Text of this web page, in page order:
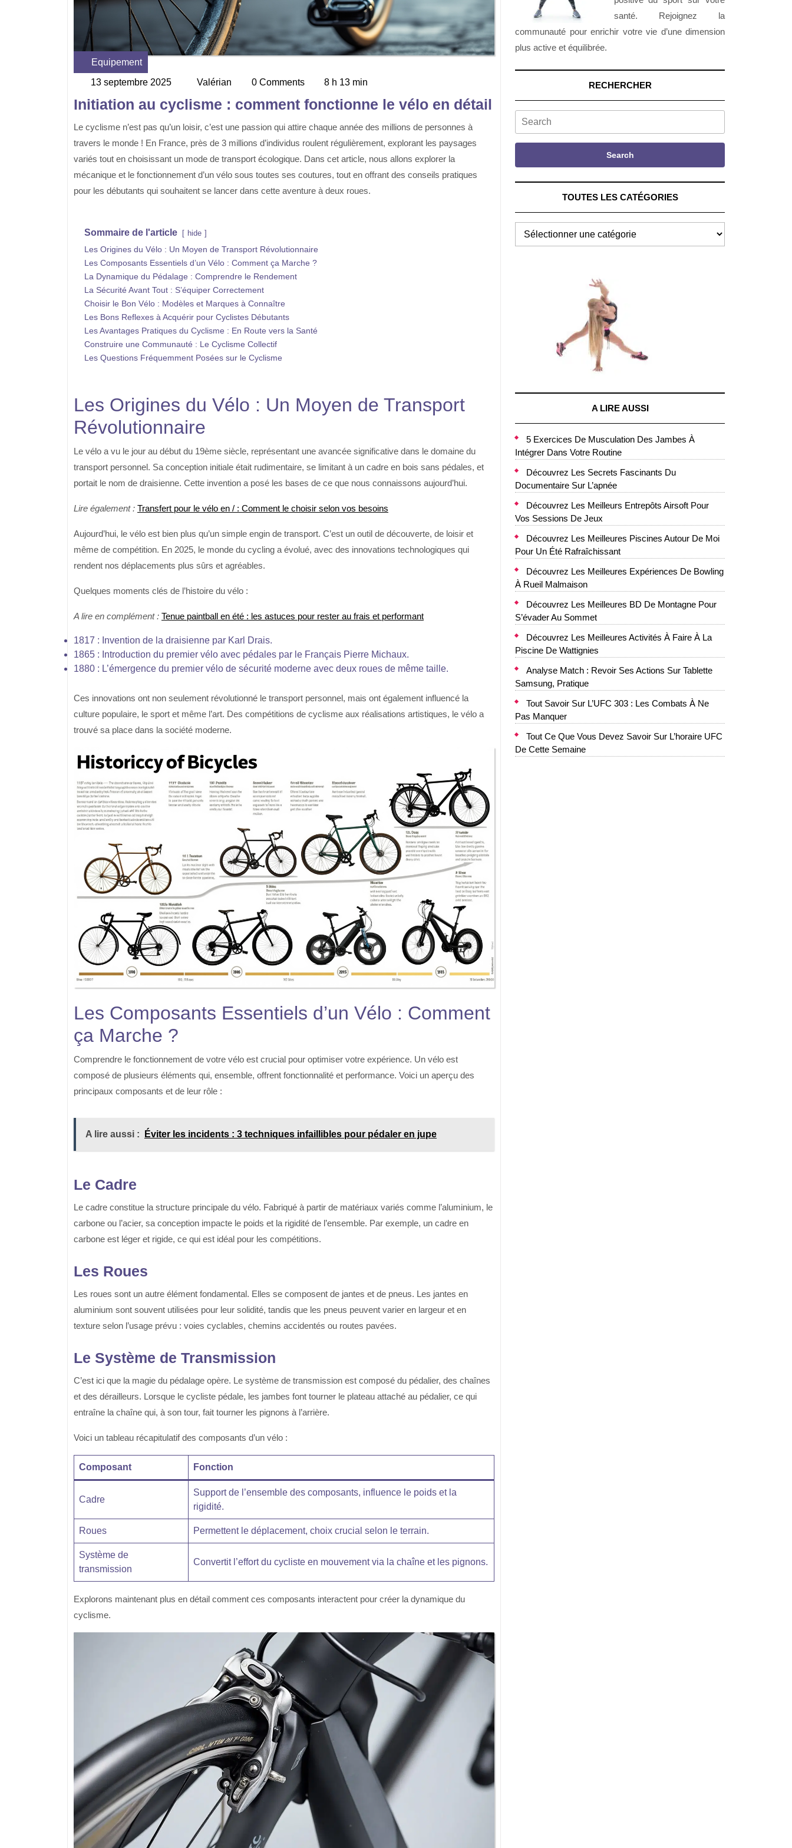
Equipement
Category
13 septembre 2025
septembre
2025
Valérian Valérian
0 Comments 8 h 13 min
Initiation au cyclisme : comment fonctionne le vélo en détail
Le cyclisme n’est pas qu’un loisir, c’est une passion qui attire chaque année des millions de personnes à
travers le monde ! En France, près de 3 millions d’individus roulent régulièrement, explorant les paysages
variés tout en choisissant un mode de transport écologique. Dans cet article, nous allons explorer la
mécanique et le fonctionnement d’un vélo sous toutes ses coutures, tout en offrant des conseils pratiques
pour les débutants qui souhaitent se lancer dans cette aventure à deux roues.
Sommaire de l'article hide
Les Origines du Vélo : Un Moyen de Transport Révolutionnaire
Les Composants Essentiels d’un Vélo : Comment ça Marche ?
La Dynamique du Pédalage : Comprendre le Rendement
La Sécurité Avant Tout : S’équiper Correctement
Choisir le Bon Vélo : Modèles et Marques à Connaître
Les Bons Reflexes à Acquérir pour Cyclistes Débutants
Les Avantages Pratiques du Cyclisme : En Route vers la Santé
Construire une Communauté : Le Cyclisme Collectif
Les Questions Fréquemment Posées sur le Cyclisme
Les Origines du Vélo : Un Moyen de Transport
Révolutionnaire
Le vélo a vu le jour au début du 19ème siècle, représentant une avancée significative dans le domaine du
transport personnel. Sa conception initiale était rudimentaire, se limitant à un cadre en bois sans pédales, et
portait le nom de draisienne. Cette invention a posé les bases de ce que nous connaissons aujourd’hui.
Lire également : Transfert pour le vélo en / : Comment le choisir selon vos besoins
Aujourd’hui, le vélo est bien plus qu’un simple engin de transport. C’est un outil de découverte, de loisir et
même de compétition. En 2025, le monde du cycling a évolué, avec des innovations technologiques qui
rendent nos déplacements plus sûrs et agréables.
Quelques moments clés de l’histoire du vélo :
A lire en complément : Tenue paintball en été : les astuces pour rester au frais et performant
1817 : Invention de la draisienne par Karl Drais.
1865 : Introduction du premier vélo avec pédales par le Français Pierre Michaux.
1880 : L’émergence du premier vélo de sécurité moderne avec deux roues de même taille.
Ces innovations ont non seulement révolutionné le transport personnel, mais ont également influencé la
culture populaire, le sport et même l’art. Des compétitions de cyclisme aux réalisations artistiques, le vélo a
trouvé sa place dans la société moderne.
Les Composants Essentiels d’un Vélo : Comment
ça Marche ?
Comprendre le fonctionnement de votre vélo est crucial pour optimiser votre expérience. Un vélo est
composé de plusieurs éléments qui, ensemble, offrent fonctionnalité et performance. Voici un aperçu des
principaux composants et de leur rôle :
A lire aussi : Éviter les incidents : 3 techniques infaillibles pour pédaler en jupe
Le Cadre
Le cadre constitue la structure principale du vélo. Fabriqué à partir de matériaux variés comme l’aluminium, le
carbone ou l’acier, sa conception impacte le poids et la rigidité de l’ensemble. Par exemple, un cadre en
carbone est léger et rigide, ce qui est idéal pour les compétitions.
Les Roues
Les roues sont un autre élément fondamental. Elles se composent de jantes et de pneus. Les jantes en
aluminium sont souvent utilisées pour leur solidité, tandis que les pneus peuvent varier en largeur et en
texture selon l’usage prévu : voies cyclables, chemins accidentés ou routes pavées.
Le Système de Transmission
C’est ici que la magie du pédalage opère. Le système de transmission est composé du pédalier, des chaînes
et des dérailleurs. Lorsque le cycliste pédale, les jambes font tourner le plateau attaché au pédalier, ce qui
entraîne la chaîne qui, à son tour, fait tourner les pignons à l’arrière.
Voici un tableau récapitulatif des composants d’un vélo :
Composant Fonction
Cadre
Support de l’ensemble des composants, influence le poids et la
rigidité.
Roues Permettent le déplacement, choix crucial selon le terrain.
Système de
transmission
Convertit l’effort du cycliste en mouvement via la chaîne et les pignons.
Explorons maintenant plus en détail comment ces composants interactent pour créer la dynamique du
cyclisme.
santé. Rejoignez la
communauté pour enrichir votre vie d’une dimension
plus active et équilibrée.
RECHERCHER
Search
Search
TOUTES LES CATÉGORIES
TOUTES
A LIRE AUSSI
5 Exercices De Musculation Des Jambes À
Intégrer Dans Votre Routine
Découvrez Les Secrets Fascinants Du
Documentaire Sur L’apnée
Découvrez Les Meilleurs Entrepôts Airsoft Pour
Vos Sessions De Jeux
Découvrez Les Meilleures Piscines Autour De Moi
Pour Un Été Rafraîchissant
Découvrez Les Meilleures Expériences De Bowling
À Rueil Malmaison
Découvrez Les Meilleures BD De Montagne Pour
S’évader Au Sommet
Découvrez Les Meilleures Activités À Faire À La
Piscine De Wattignies
Analyse Match : Revoir Ses Actions Sur Tablette
Samsung, Pratique
Tout Savoir Sur L’UFC 303 : Les Combats À Ne
Pas Manquer
Tout Ce Que Vous Devez Savoir Sur L’horaire UFC
De Cette Semaine